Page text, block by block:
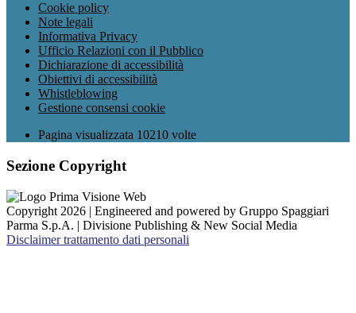
Cookie policy
Note legali
Informativa Privacy
Ufficio Relazioni con il Pubblico
Dichiarazione di accessibilità
Obiettivi di accessibilità
Whistleblowing
Gestione consensi cookie
Pagina visualizzata 10210 volte
Sezione Copyright
Copyright 2026 | Engineered and powered by Gruppo Spaggiari
Parma S.p.A. | Divisione Publishing & New Social Media
Disclaimer trattamento dati personali